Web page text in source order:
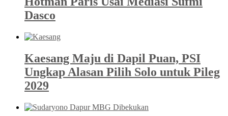
Dasco
Kaesang Maju di Dapil Puan, PSI
Ungkap Alasan Pilih Solo untuk Pileg
2029